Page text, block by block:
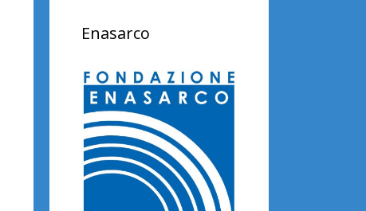
Enasarco